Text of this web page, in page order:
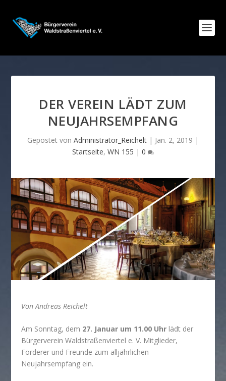
DER VEREIN LÄDT ZUM
NEUJAHRSEMPFANG
Gepostet von Administrator_Reichelt | Jan. 2, 2019 |
Startseite, WN 155 | 0
Von Andreas Reichelt
Am Sonntag, dem 27. Januar um 11.00 Uhr lädt der
Bürgerverein Waldstraßenviertel e. V. Mitglieder,
Förderer und Freunde zum alljährlichen
Neujahrsempfang ein.